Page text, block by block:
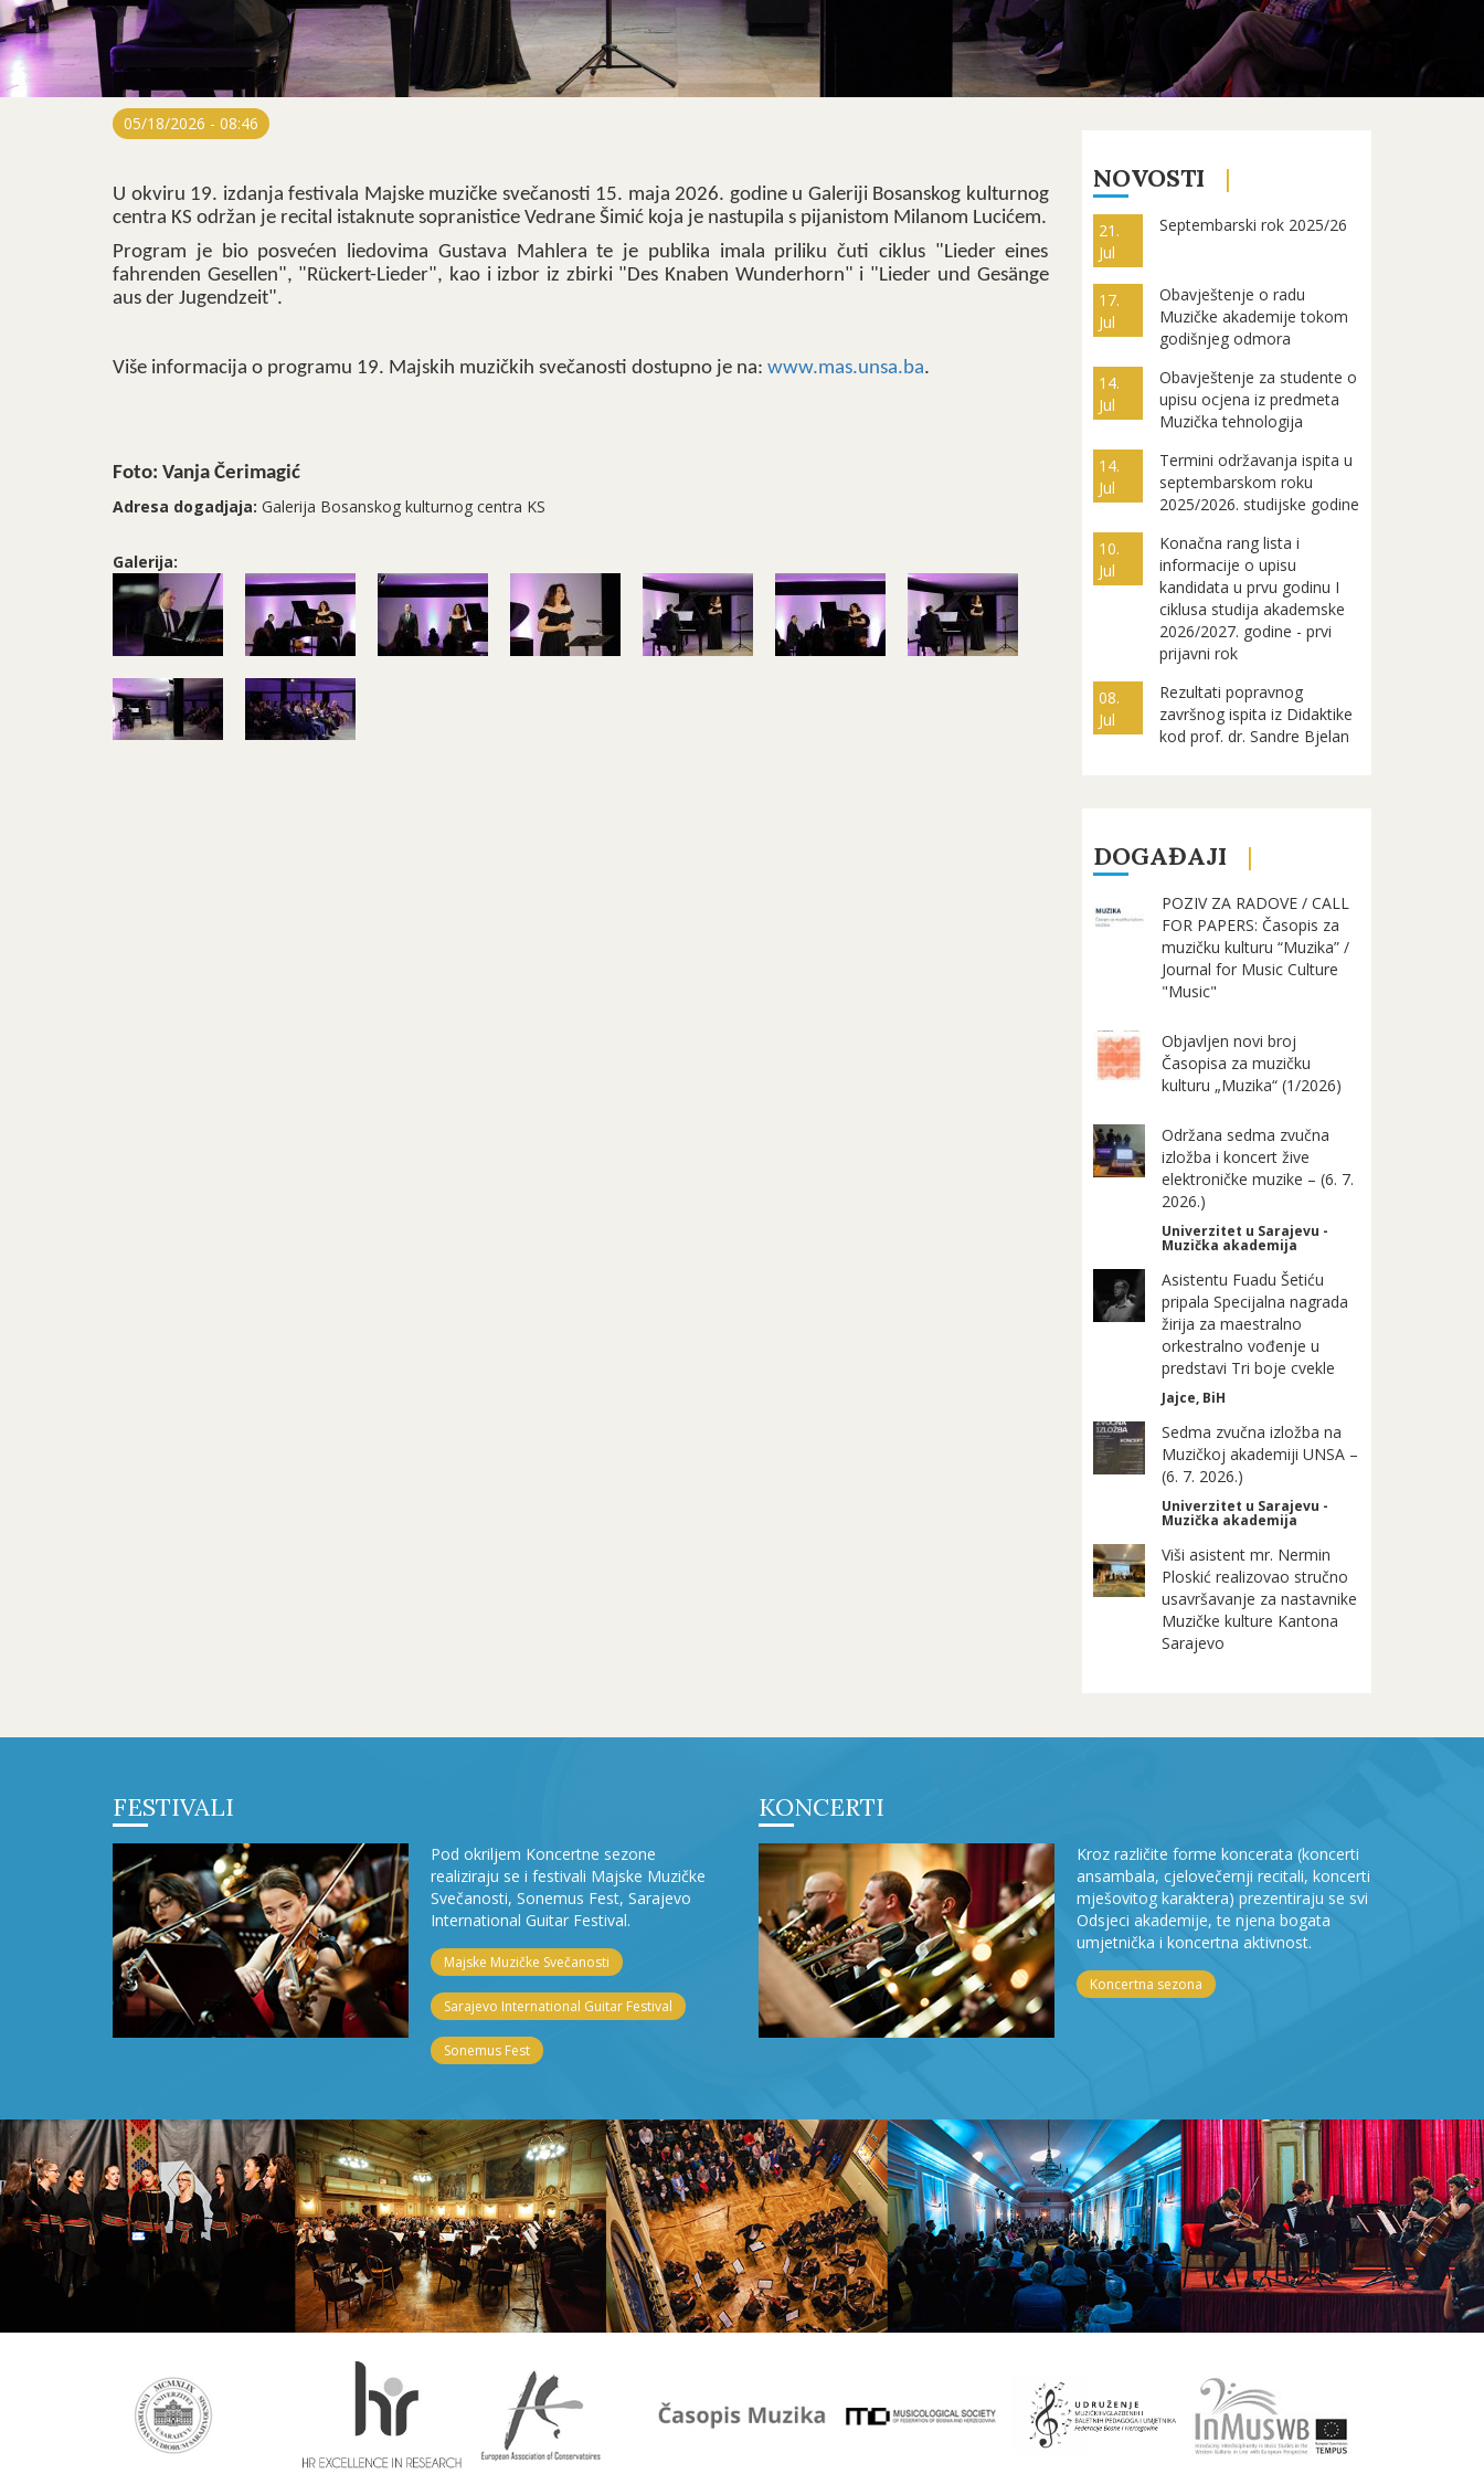
05/18/2026 - 08:46
U okviru 19. izdanja festivala Majske muzičke svečanosti 15. maja 2026. godine u Galeriji Bosanskog kulturnog
centra KS održan je recital istaknute sopranistice Vedrane Šimić koja je nastupila s pijanistom Milanom Lucićem.
Program je bio posvećen liedovima Gustava Mahlera te je publika imala priliku čuti ciklus "Lieder eines
fahrenden Gesellen", "Rückert-Lieder", kao i izbor iz zbirki "Des Knaben Wunderhorn" i "Lieder und Gesänge
aus der Jugendzeit".
Više informacija o programu 19. Majskih muzičkih svečanosti dostupno je na: www.mas.unsa.ba.
Foto: Vanja Čerimagić
Adresa dogadjaja: Galerija Bosanskog kulturnog centra KS
Galerija:
NOVOSTI
21.
Jul
Septembarski rok 2025/26
17.
Jul
Obavještenje o radu
Muzičke akademije tokom
godišnjeg odmora
14.
Jul
Obavještenje za studente o
upisu ocjena iz predmeta
Muzička tehnologija
14.
Jul
Termini održavanja ispita u
septembarskom roku
2025/2026. studijske godine
10.
Jul
Konačna rang lista i
informacije o upisu
kandidata u prvu godinu I
ciklusa studija akademske
2026/2027. godine - prvi
prijavni rok
08.
Jul
Rezultati popravnog
završnog ispita iz Didaktike
kod prof. dr. Sandre Bjelan
DOGAĐAJI
POZIV ZA RADOVE / CALL
FOR PAPERS: Časopis za
muzičku kulturu “Muzika” /
Journal for Music Culture
"Music"
Objavljen novi broj
Časopisa za muzičku
kulturu „Muzika“ (1/2026)
Održana sedma zvučna
izložba i koncert žive
elektroničke muzike – (6. 7.
2026.)
Univerzitet u Sarajevu -
Muzička akademija
Asistentu Fuadu Šetiću
pripala Specijalna nagrada
žirija za maestralno
orkestralno vođenje u
predstavi Tri boje cvekle
Jajce, BiH
Sedma zvučna izložba na
Muzičkoj akademiji UNSA –
(6. 7. 2026.)
Univerzitet u Sarajevu -
Muzička akademija
Viši asistent mr. Nermin
Ploskić realizovao stručno
usavršavanje za nastavnike
Muzičke kulture Kantona
Sarajevo
FESTIVALI
Pod okriljem Koncertne sezone
realiziraju se i festivali Majske Muzičke
Svečanosti, Sonemus Fest, Sarajevo
International Guitar Festival.
Majske Muzičke Svečanosti
Sarajevo International Guitar Festival
Sonemus Fest
KONCERTI
Kroz različite forme koncerata (koncerti
ansambala, cjelovečernji recitali, koncerti
mješovitog karaktera) prezentiraju se svi
Odsjeci akademije, te njena bogata
umjetnička i koncertna aktivnost.
Koncertna sezona